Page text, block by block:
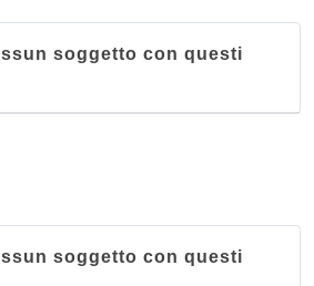
soggetto con questi
soggetto con questi